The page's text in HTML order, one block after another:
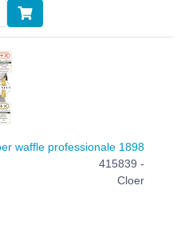
waffle professionale 1898
415839 -
Cloer